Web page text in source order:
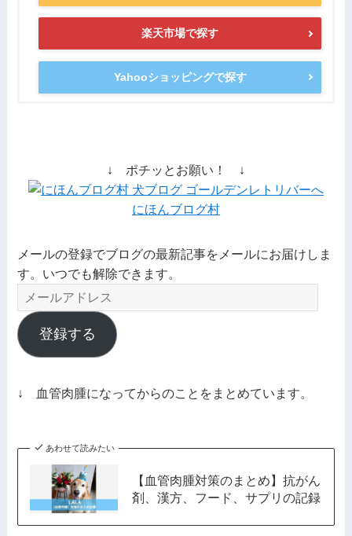
楽天市場で探す
Yahooショッピングで探す
↓ ポチッとお願い！ ↓
にほんブログ村
メールの登録でブログの最新記事をメールにお届けしま
す。いつでも解除できます。
メ
ー
ル
ア
レ
登録する
↓ 血管肉腫になってからのことをまとめています。
あわせて読みたい
【血管肉腫対策のまとめ】抗がん
剤、漢方、フード、サプリの記録